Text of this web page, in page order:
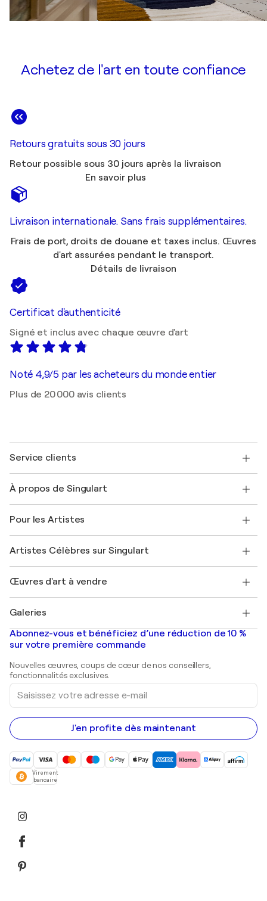
Achetez de l'art en toute confiance
Retours gratuits sous 30 jours
Retour possible sous 30 jours après la livraison
En savoir plus
Livraison internationale. Sans frais supplémentaires.
Frais de port, droits de douane et taxes inclus. Œuvres
d'art assurées pendant le transport.
Détails de livraison
Certificat d'authenticité
Signé et inclus avec chaque œuvre d'art
Noté 4,9/5 par les acheteurs du monde entier
Plus de 20 000 avis clients
Service clients
Expédition
Offrir une carte cadeau
Rejoignez notre programme commercial
Mon compte
+33 1 76 44 06 42
À propos de Singulart
FAQ
Magazine Singulart
Emplois
Découvrez une sélection d'art original
Pour les Artistes
Se connecter en tant qu'Artiste
Artistes Célèbres sur Singulart
Marc Chagall
Banksy
Mr. Brainwash
Shepard Fairey
Œuvres d'art à vendre
Tableaux abstraits à vendre
Peintures de paysage
Estampes
Peintures acryliques
Galeries
Galeries d'art en France
Galeries d'art en Belgique
Abonnez-vous et bénéficiez d’une réduction de 10 %
sur votre première commande
Nouvelles œuvres, coups de cœur de nos conseillers,
fonctionnalités exclusives.
Saisissez
votre
adresse
e-
mail
J'en profite dès maintenant
Virement
bancaire